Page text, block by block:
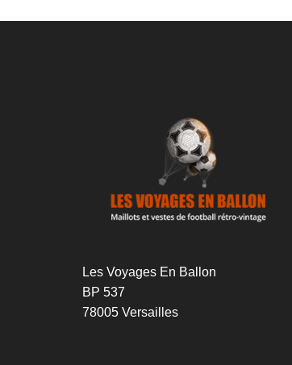
Les Voyages En Ballon
BP 537
78005 Versailles